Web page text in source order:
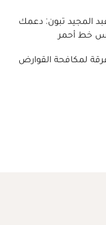
المجيد تبون: دعمك
خط أحمر
لمكافحة القوارض